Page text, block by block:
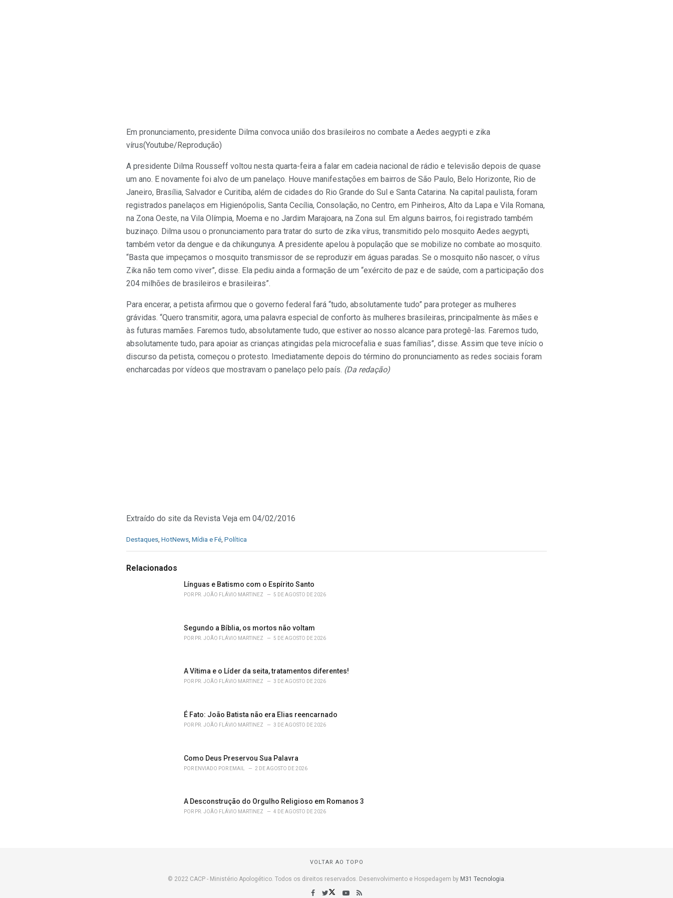
Em pronunciamento, presidente Dilma convoca união dos brasileiros no combate a Aedes aegypti e zika
vírus(Youtube/Reprodução)
A presidente Dilma Rousseff voltou nesta quarta-feira a falar em cadeia nacional de rádio e televisão depois de quase
um ano. E novamente foi alvo de um panelaço. Houve manifestações em bairros de São Paulo, Belo Horizonte, Rio de
Janeiro, Brasília, Salvador e Curitiba, além de cidades do Rio Grande do Sul e Santa Catarina. Na capital paulista, foram
registrados panelaços em Higienópolis, Santa Cecília, Consolação, no Centro, em Pinheiros, Alto da Lapa e Vila Romana,
na Zona Oeste, na Vila Olímpia, Moema e no Jardim Marajoara, na Zona sul. Em alguns bairros, foi registrado também
buzinaço. Dilma usou o pronunciamento para tratar do surto de zika vírus, transmitido pelo mosquito Aedes aegypti,
também vetor da dengue e da chikungunya. A presidente apelou à população que se mobilize no combate ao mosquito.
“Basta que impeçamos o mosquito transmissor de se reproduzir em águas paradas. Se o mosquito não nascer, o vírus
Zika não tem como viver”, disse. Ela pediu ainda a formação de um “exército de paz e de saúde, com a participação dos
204 milhões de brasileiros e brasileiras”.
Para encerar, a petista afirmou que o governo federal fará “tudo, absolutamente tudo” para proteger as mulheres
grávidas. “Quero transmitir, agora, uma palavra especial de conforto às mulheres brasileiras, principalmente às mães e
às futuras mamães. Faremos tudo, absolutamente tudo, que estiver ao nosso alcance para protegê-las. Faremos tudo,
absolutamente tudo, para apoiar as crianças atingidas pela microcefalia e suas famílias”, disse. Assim que teve início o
discurso da petista, começou o protesto. Imediatamente depois do término do pronunciamento as redes sociais foram
encharcadas por vídeos que mostravam o panelaço pelo país. (Da redação)
Extraído do site da Revista Veja em 04/02/2016
C
e
Destaques HotNews Mídia e Fé Política
Relacionados
Línguas e Batismo com o Espírito Santo
POR PR. JOÃO FLÁVIO MARTINEZ 5 DE AGOSTO DE 2026
Segundo a Bíblia, os mortos não voltam
POR PR. JOÃO FLÁVIO MARTINEZ 5 DE AGOSTO DE 2026
A Vítima e o Líder da seita, tratamentos diferentes!
POR PR. JOÃO FLÁVIO MARTINEZ 3 DE AGOSTO DE 2026
É Fato: João Batista não era Elias reencarnado
POR PR. JOÃO FLÁVIO MARTINEZ 3 DE AGOSTO DE 2026
Como Deus Preservou Sua Palavra
POR ENVIADO POR EMAIL 2 DE AGOSTO DE 2026
A Desconstrução do Orgulho Religioso em Romanos 3
POR PR. JOÃO FLÁVIO MARTINEZ 4 DE AGOSTO DE 2026
VOLTAR AO TOPO
© 2022 CACP - Ministério Apologético. Todos os direitos reservados. Desenvolvimento e Hospedagem by M31 Tecnologia.